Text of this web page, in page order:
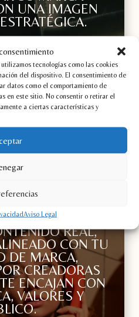
tecnologías como las cookies
del dispositivo. El consentimiento de
datos como el comportamiento de
en este sitio. No consentir o retirar el
a ciertas características y
Aviso Legal
UNA IMAGEN
UGC CON
REAL,
CON TU
DE MARCA,
CREADORAS
ENCAJAN CON
VALORES Y